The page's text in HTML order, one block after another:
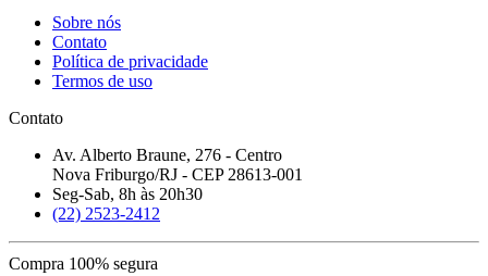
Sobre nós
Contato
Política de privacidade
Termos de uso
Contato
Av. Alberto Braune, 276 - Centro
Nova Friburgo/RJ - CEP 28613-001
Seg-Sab, 8h às 20h30
(22) 2523-2412
Compra 100% segura